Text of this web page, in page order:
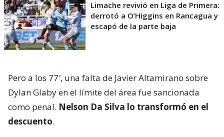
pierde pisada al puntero de la Liga de Primera. Por
la fecha 19, los azules visitarán aDeportes
Limacheel sábado 15 de agosto. Palestino, el lunes
17, será local anteHuachipato
𝑽𝑰𝑪𝑻𝑶𝑹𝑰𝑨 𝑨𝒁𝑼𝑳 𝑬𝑵 𝑬𝑳 𝑵𝑨𝑪𝑰𝑶𝑵𝑨𝑳 🏟️
Con goles de Agustín Arce y Eduardo